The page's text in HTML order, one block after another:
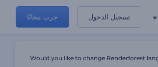
تسجيل الدخول جرب مجانًا
Would you like to change Renderforest